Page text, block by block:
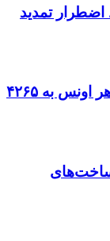
تمدید
قیمت جهانی طلا امروز ۱۵ مرداد؛ هر اونس به ۴۲۶۵